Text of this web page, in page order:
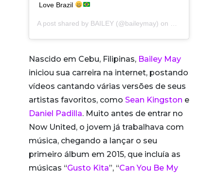
Love Brazil
A post shared by BAILEY (@baileymay) on
Nascido em Cebu, Filipinas, Bailey May
iniciou sua carreira na internet, postando
vídeos cantando várias versões de seus
artistas favoritos, como Sean Kingston e
Daniel Padilla. Muito antes de entrar no
Now United, o jovem já trabalhava com
música, chegando a lançar o seu
primeiro álbum em 2015, que incluía as
músicas “Gusto Kita”, “Can You Be My